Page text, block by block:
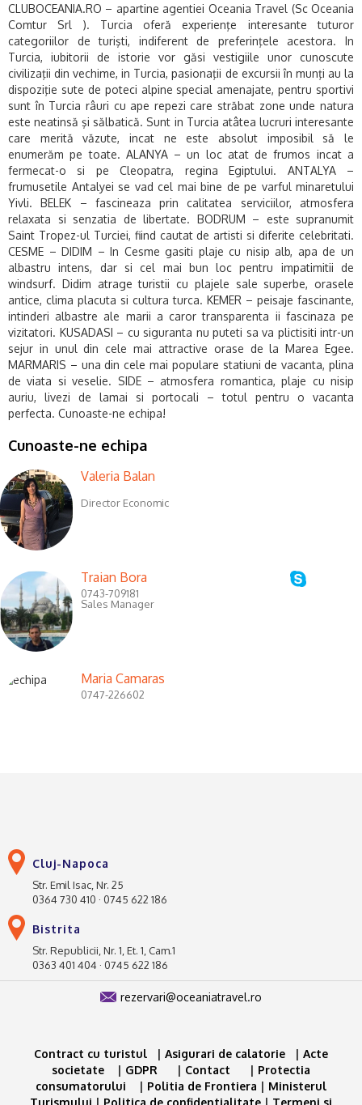
CLUBOCEANIA.RO – apartine agentiei Oceania Travel (Sc Oceania
Comtur Srl ). Turcia oferă experienţe interesante tuturor
categoriilor de turişti, indiferent de preferinţele acestora. In
Turcia, iubitorii de istorie vor găsi vestigiile unor cunoscute
civilizaţii din vechime, in Turcia, pasionaţii de excursii în munţi au la
dispoziţie sute de poteci alpine special amenajate, pentru sportivi
sunt în Turcia râuri cu ape repezi care străbat zone unde natura
este neatinsă şi sălbatică. Sunt in Turcia atâtea lucruri interesante
care merită văzute, incat ne este absolut imposibil să le
enumerăm pe toate. ALANYA – un loc atat de frumos incat a
fermecat-o si pe Cleopatra, regina Egiptului. ANTALYA –
frumusetile Antalyei se vad cel mai bine de pe varful minaretului
Yivli. BELEK – fascineaza prin calitatea serviciilor, atmosfera
relaxata si senzatia de libertate. BODRUM – este supranumit
Saint Tropez-ul Turciei, fiind cautat de artisti si diferite celebritati.
CESME – DIDIM – In Cesme gasiti plaje cu nisip alb, apa de un
albastru intens, dar si cel mai bun loc pentru impatimitii de
windsurf. Didim atrage turistii cu plajele sale superbe, orasele
antice, clima placuta si cultura turca. KEMER – peisaje fascinante,
intinderi albastre ale marii a caror transparenta ii fascinaza pe
vizitatori. KUSADASI – cu siguranta nu puteti sa va plictisiti intr-un
sejur in unul din cele mai attractive orase de la Marea Egee.
MARMARIS – una din cele mai populare statiuni de vacanta, plina
de viata si veselie. SIDE – atmosfera romantica, plaje cu nisip
auriu, livezi de lamai si portocali – totul pentru o vacanta
perfecta. Cunoaste-ne echipa!
Cunoaste-ne echipa
Valeria Balan
Director Economic
Traian Bora
0743-709181
Sales Manager
Maria Camaras
0747-226602
Cluj-Napoca
Str. Emil Isac, Nr. 25
0364 730 410 · 0745 622 186
Bistrita
Str. Republicii, Nr. 1, Et. 1, Cam.1
0363 401 404 · 0745 622 186
rezervari@oceaniatravel.ro
Contract cu turistul | Asigurari de calatorie | Acte
societate
| GDPR | Contact | Protectia
consumatorului | Politia de Frontiera | Ministerul